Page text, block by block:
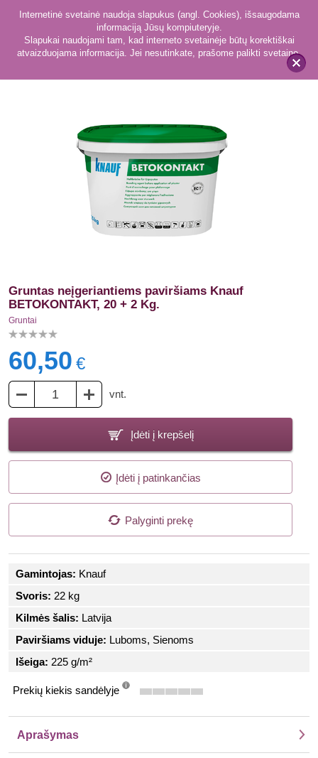
x
Internetinė svetainė naudoja slapukus (angl. Cookies), išsaugodama
informaciją Jūsų kompiuteryje.
Slapukai naudojami tam, kad interneto svetainėje būtų korektiškai
atvaizduojama informacija. Jei nesutinkate, prašome palikti svetainę.
Gruntai 125
Gruntas neįgeriantiems paviršiams Knauf
BETOKONTAKT, 20 + 2 Kg.
Gruntai
60,50 €
vnt.
Įdėti į krepšelį
Įdėti į patinkančias
Palyginti prekę
Gamintojas: Knauf
Svoris: 22 kg
Kilmės šalis: Latvija
Paviršiams viduje: Luboms, Sienoms
Išeiga: 225 g/m²
Prekių kiekis sandėlyje
Aprašymas